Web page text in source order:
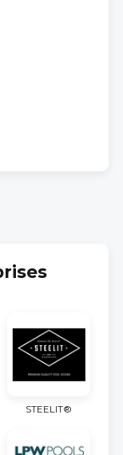
STEELIT®